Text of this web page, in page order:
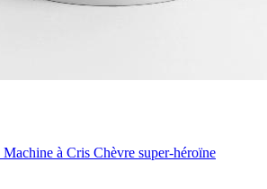
Machine à Cris Chèvre super-héroïne